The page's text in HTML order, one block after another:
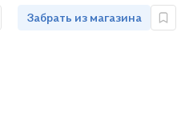
Забрать из магазина